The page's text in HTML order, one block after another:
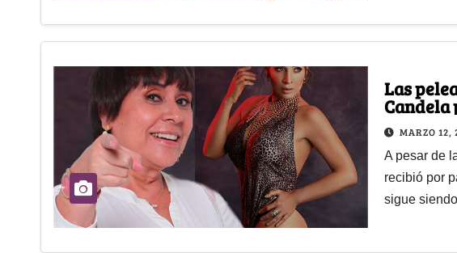
Las
Candela
MARZO 12,
A pesar de
recibió por
sigue